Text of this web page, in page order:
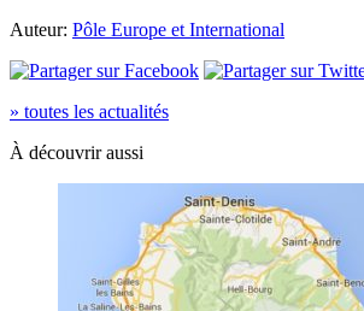
Auteur: Pôle Europe et International
» toutes les actualités
À découvrir aussi